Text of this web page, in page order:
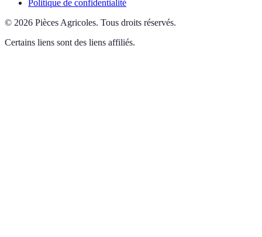
Politique de confidentialité
© 2026 Pièces Agricoles. Tous droits réservés.
Certains liens sont des liens affiliés.